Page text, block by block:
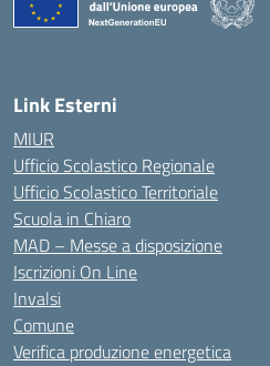
Link Esterni
MIUR
Ufficio Scolastico Regionale
Ufficio Scolastico Territoriale
Scuola in Chiaro
MAD – Messe a disposizione
Iscrizioni On Line
Invalsi
Comune
Verifica produzione energetica